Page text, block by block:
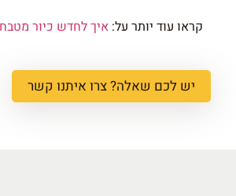
קראו עוד יותר על: איך לחדש כיור מטבח
יש לכם שאלה? צרו איתנו קשר